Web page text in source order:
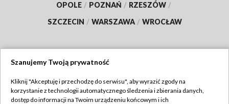
OPOLE / POZNAŃ / RZESZÓW /
SZCZECIN / WARSZAWA / WROCŁAW
TVP
Szanujemy Twoją prywatność
Kliknij "Akceptuję i przechodzę do serwisu", aby wyrazić zgody na
korzystanie z technologii automatycznego śledzenia i zbierania danych,
dostęp do informacji na Twoim urządzeniu końcowym i ich